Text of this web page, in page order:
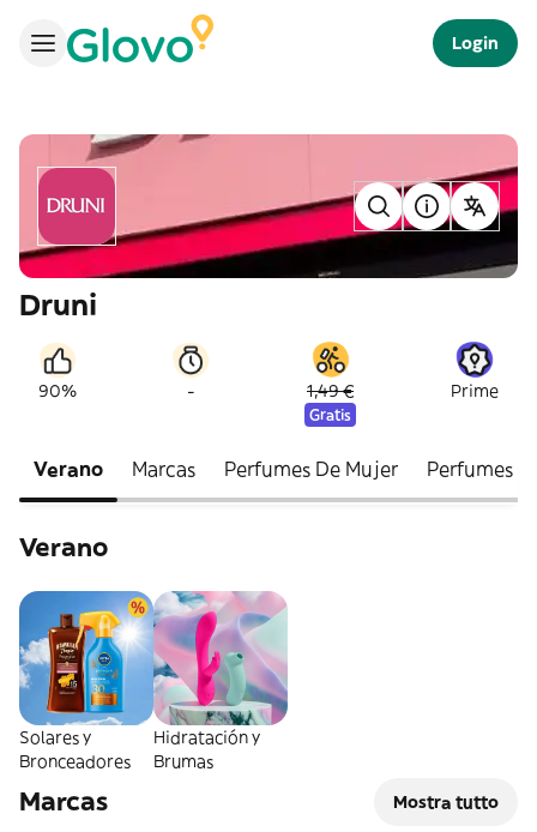
Login
Druni
90% - 1,49 €
Gratis
Prime
Verano Marcas Perfumes De Mujer Perfumes
Verano
Solares y
Bronceadores
Hidratación y
Brumas
Marcas Mostra tutto